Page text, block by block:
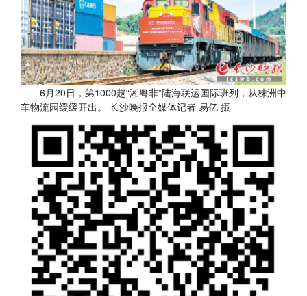
6月20日，第1000趟“湘粤非”陆海联运国际班列，从株洲中
车物流园缓缓开出。 长沙晚报全媒体记者 易亿 摄